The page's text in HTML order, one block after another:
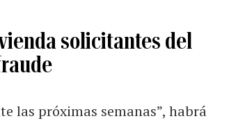
solicitantes del
las próximas semanas”, habrá